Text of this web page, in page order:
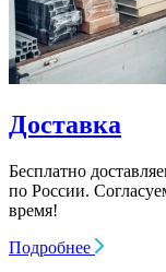
Доставка
Бесплатно
по России.
время!
Подробнее